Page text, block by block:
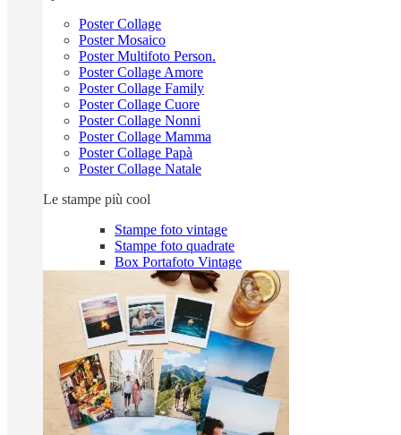
Poster Collage
Poster Mosaico
Poster Multifoto Person.
Poster Collage Amore
Poster Collage Family
Poster Collage Cuore
Poster Collage Nonni
Poster Collage Mamma
Poster Collage Papà
Poster Collage Natale
Le stampe più cool
Stampe foto vintage
Stampe foto quadrate
Box Portafoto Vintage